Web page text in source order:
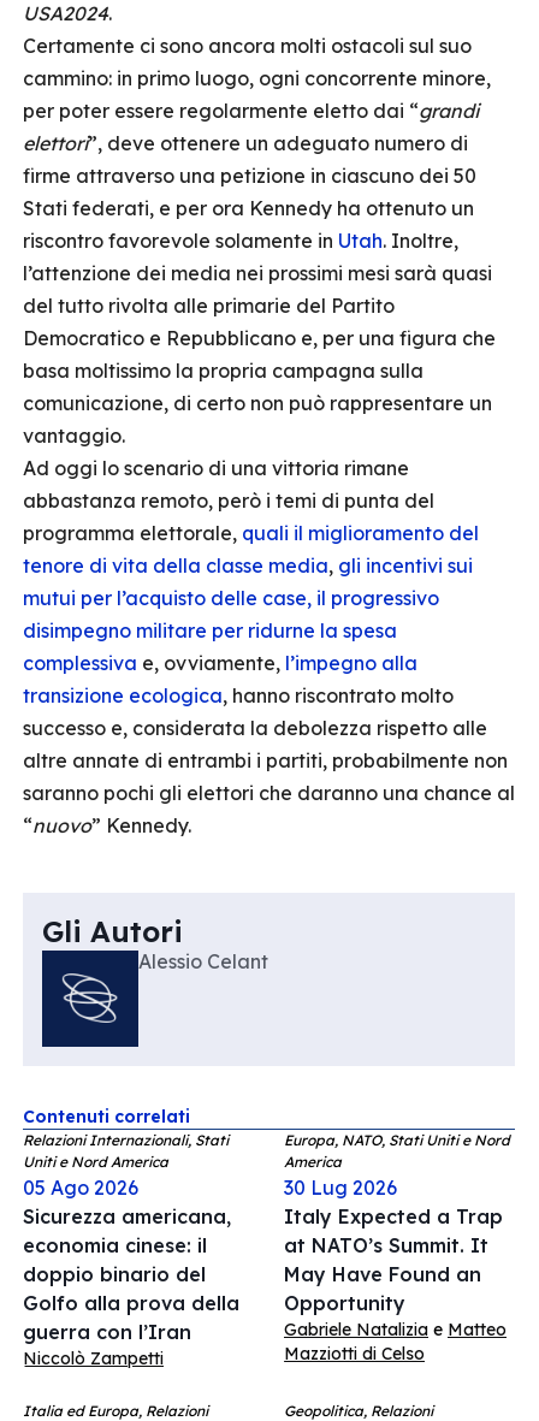
USA2024.
Certamente ci sono ancora molti ostacoli sul suo
cammino: in primo luogo, ogni concorrente minore,
per poter essere regolarmente eletto dai “grandi
elettori”, deve ottenere un adeguato numero di
firme attraverso una petizione in ciascuno dei 50
Stati federati, e per ora Kennedy ha ottenuto un
riscontro favorevole solamente in Utah. Inoltre,
l’attenzione dei media nei prossimi mesi sarà quasi
del tutto rivolta alle primarie del Partito
Democratico e Repubblicano e, per una figura che
basa moltissimo la propria campagna sulla
comunicazione, di certo non può rappresentare un
vantaggio.
Ad oggi lo scenario di una vittoria rimane
abbastanza remoto, però i temi di punta del
programma elettorale, quali il miglioramento del
tenore di vita della classe media, gli incentivi sui
mutui per l’acquisto delle case, il progressivo
disimpegno militare per ridurne la spesa
complessiva e, ovviamente, l’impegno alla
transizione ecologica, hanno riscontrato molto
successo e, considerata la debolezza rispetto alle
altre annate di entrambi i partiti, probabilmente non
saranno pochi gli elettori che daranno una chance al
“nuovo” Kennedy.
Gli Autori
Alessio Celant
Contenuti correlati
Relazioni Internazionali, Stati
Uniti e Nord America
05 Ago 2026
Sicurezza americana,
economia cinese: il
doppio binario del
Golfo alla prova della
guerra con l’Iran
Niccolò Zampetti
Europa, NATO, Stati Uniti e Nord
America
30 Lug 2026
Italy Expected a Trap
at NATO’s Summit. It
May Have Found an
Opportunity
Gabriele Natalizia e Matteo
Mazziotti di Celso
Italia ed Europa, Relazioni
Geopolitica, Relazioni